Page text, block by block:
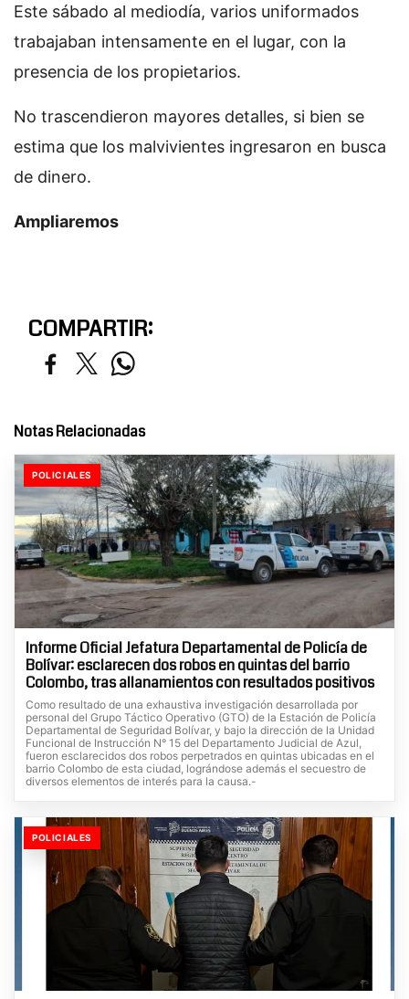
Este sábado al mediodía, varios uniformados
trabajaban intensamente en el lugar, con la
presencia de los propietarios.
No trascendieron mayores detalles, si bien se
estima que los malvivientes ingresaron en busca
de dinero.
Ampliaremos
COMPARTIR:
Notas Relacionadas
POLICIALES
Informe Oficial Jefatura Departamental de Policía de
Bolívar: esclarecen dos robos en quintas del barrio
Colombo, tras allanamientos con resultados positivos
Como resultado de una exhaustiva investigación desarrollada por
personal del Grupo Táctico Operativo (GTO) de la Estación de Policía
Departamental de Seguridad Bolívar, y bajo la dirección de la Unidad
Funcional de Instrucción N° 15 del Departamento Judicial de Azul,
fueron esclarecidos dos robos perpetrados en quintas ubicadas en el
barrio Colombo de esta ciudad, lográndose además el secuestro de
diversos elementos de interés para la causa.-
POLICIALES